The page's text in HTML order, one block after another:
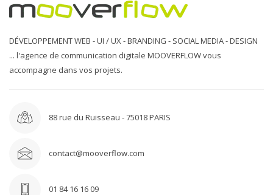
DÉVELOPPEMENT WEB - UI / UX - BRANDING - SOCIAL MEDIA - DESIGN
... l'agence de communication digitale MOOVERFLOW vous
accompagne dans vos projets.
88 rue du Ruisseau - 75018 PARIS
contact@mooverflow.com
01 84 16 16 09